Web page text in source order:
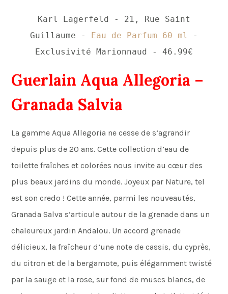
Karl Lagerfeld - 21, Rue Saint
Guillaume - Eau de Parfum 60 ml
-
Exclusivité Marionnaud - 46.99€
Guerlain Aqua Allegoria –
Granada Salvia
La gamme Aqua Allegoria ne cesse de s’agrandir
depuis plus de 20 ans. Cette collection d’eau de
toilette fraîches et colorées nous invite au cœur des
plus beaux jardins du monde. Joyeux par Nature, tel
est son credo ! Cette année, parmi les nouveautés,
Granada Salva s’articule autour de la grenade dans un
chaleureux jardin Andalou. Un accord grenade
délicieux, la fraîcheur d’une note de cassis, du cyprès,
du citron et de la bergamote, puis élégamment twisté
par la sauge et la rose, sur fond de muscs blancs, de